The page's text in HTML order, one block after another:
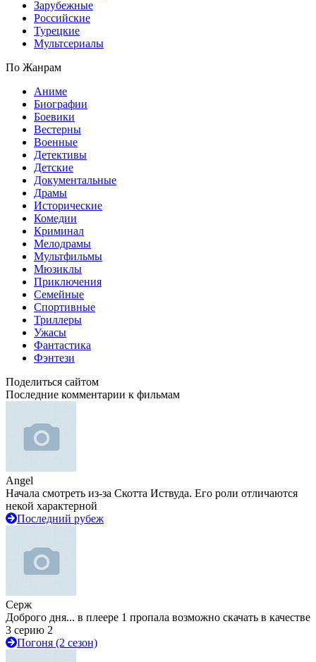
Зарубежные
Российские
Турецкие
Мультсериалы
По Жанрам
Аниме
Биографии
Боевики
Вестерны
Военные
Детективы
Детские
Документальные
Драмы
Исторические
Комедии
Криминал
Мелодрамы
Мультфильмы
Мюзиклы
Приключения
Семейные
Спортивные
Триллеры
Ужасы
Фантастика
Фэнтези
Поделиться сайтом
Последние комментарии к фильмам
Angel
Начала смотреть из-за Скотта Иствуда. Его роли отличаются
некой характерной
Последний рубеж
Серж
Доброго дня... в плеере 1 пропала возможно скачать в качестве
3 серию 2
Погоня (2 сезон)